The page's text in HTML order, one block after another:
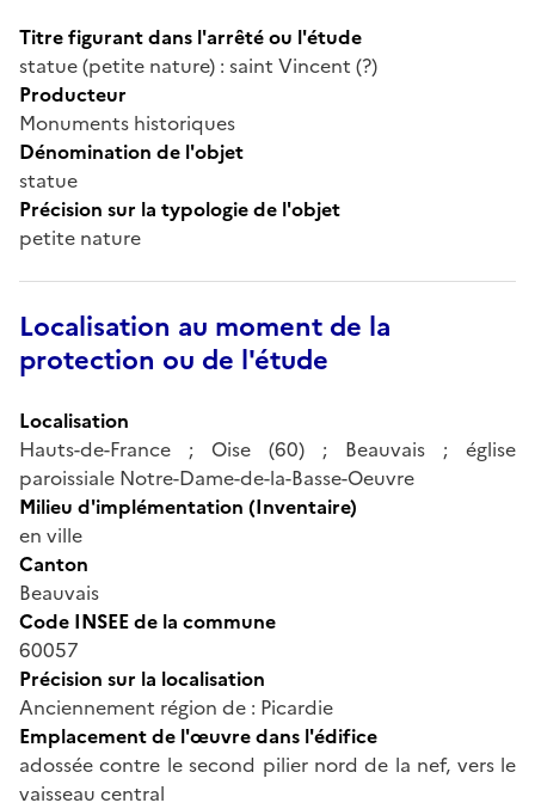
Titre figurant dans l'arrêté ou l'étude
statue (petite nature) : saint Vincent (?)
Producteur
Monuments historiques
Dénomination de l'objet
statue
Précision sur la typologie de l'objet
petite nature
Localisation au moment de la
protection ou de l'étude
Localisation
Hauts-de-France ; Oise (60) ; Beauvais ; église
paroissiale Notre-Dame-de-la-Basse-Oeuvre
Milieu d'implémentation (Inventaire)
en ville
Canton
Beauvais
Code INSEE de la commune
60057
Précision sur la localisation
Anciennement région de : Picardie
Emplacement de l'œuvre dans l'édifice
adossée contre le second pilier nord de la nef, vers le
vaisseau central